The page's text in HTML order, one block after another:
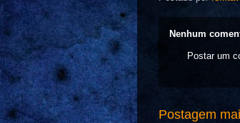
Nenhum
Postar um
Postagem